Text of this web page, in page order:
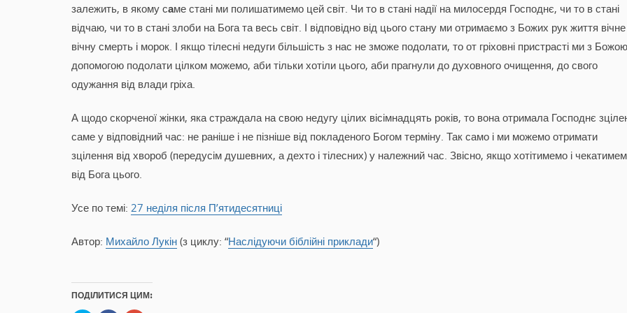
залежить, в якому саме стані ми полишатимемо цей світ. Чи то в стані надії на милосердя Господнє, чи то в стані
відчаю, чи то в стані злоби на Бога та весь світ. І відповідно від цього стану ми отримаємо з Божих рук життя
вічну смерть і морок. І якщо тілесні недуги більшість з нас не зможе подолати, то от гріховні пристрасті ми з Божою
допомогою подолати цілком можемо, аби тільки хотіли цього, аби прагнули до духовного очищення, до свого
одужання від влади гріха.
А щодо скорченої жінки, яка страждала на свою недугу цілих вісімнадцять років, то вона отримала Господнє
саме у відповідний час: не раніше і не пізніше від покладеного Богом терміну. Так само і ми можемо отримати
зцілення від хвороб (передусім душевних, а дехто і тілесних) у належний час. Звісно, якщо хотітимемо і
від Бога цього.
Усе по темі: 27 неділя після П’ятидесятниці
Автор: Михайло Лукін (з циклу: “Наслідуючи біблійні приклади“)
ПОДІЛИТИСЯ ЦИМ: